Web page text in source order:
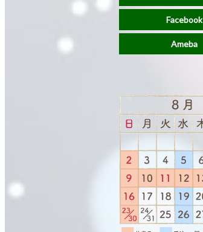
Facebook
Ameba